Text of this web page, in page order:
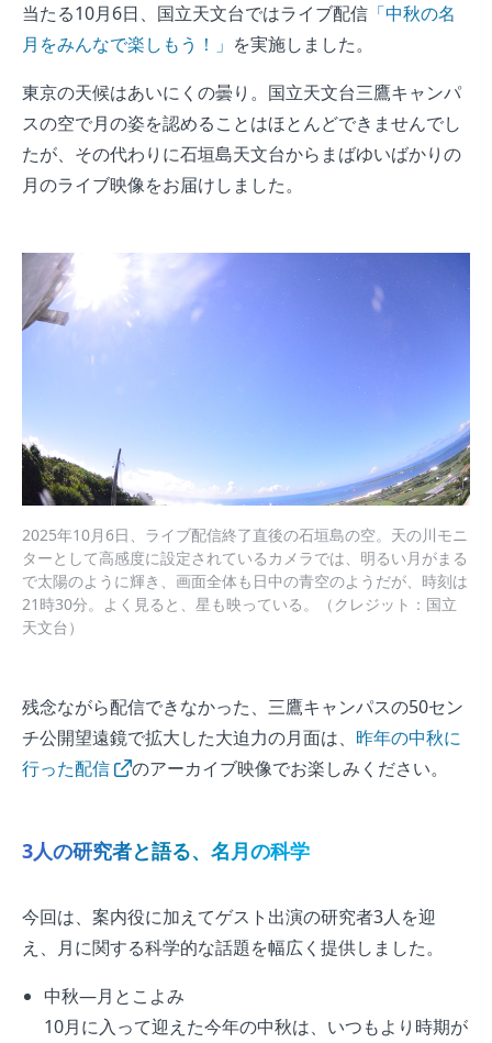
当たる10月6日、国立天文台ではライブ配信 「中秋の名
月をみんなで楽しもう！」 を実施しました。
東京の天候はあいにくの曇り。国立天文台三鷹キャンパ
スの空で月の姿を認めることはほとんどできませんでし
たが、その代わりに石垣島天文台からまばゆいばかりの
月のライブ映像をお届けしました。
2025年10月6日、ライブ配信終了直後の石垣島の空。天の川モニ
ターとして高感度に設定されているカメラでは、明るい月がまる
で太陽のように輝き、画面全体も日中の青空のようだが、時刻は
21時30分。よく見ると、星も映っている。（クレジット：国立
天文台）
残念ながら配信できなかった、三鷹キャンパスの50セン
チ公開望遠鏡で拡大した大迫力の月面は、 昨年の中秋に
行った配信
のアーカイブ映像でお楽しみください。
3人の研究者と語る、名月の科学
今回は、案内役に加えてゲスト出演の研究者3人を迎
え、月に関する科学的な話題を幅広く提供しました。
中秋—月とこよみ
10月に入って迎えた今年の中秋は、いつもより時期が